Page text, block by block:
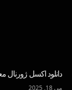
دانلود اکسل ژورنال
می 18, 2025